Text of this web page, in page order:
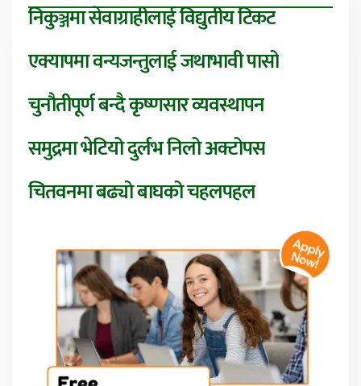
निकुञ्जमा सेवाग्राहीलाई विद्युतीय टिकट
एक्यापमा वन्यजन्तुलाई जथाभावी पासो
चुनौतीपूर्ण बन्दै कृष्णसार व्यवस्थापन
समुद्रमा भेटियो दुर्लभ निलो अक्टोपस
चितवनमा बढ्यो बाघको चहलपहल